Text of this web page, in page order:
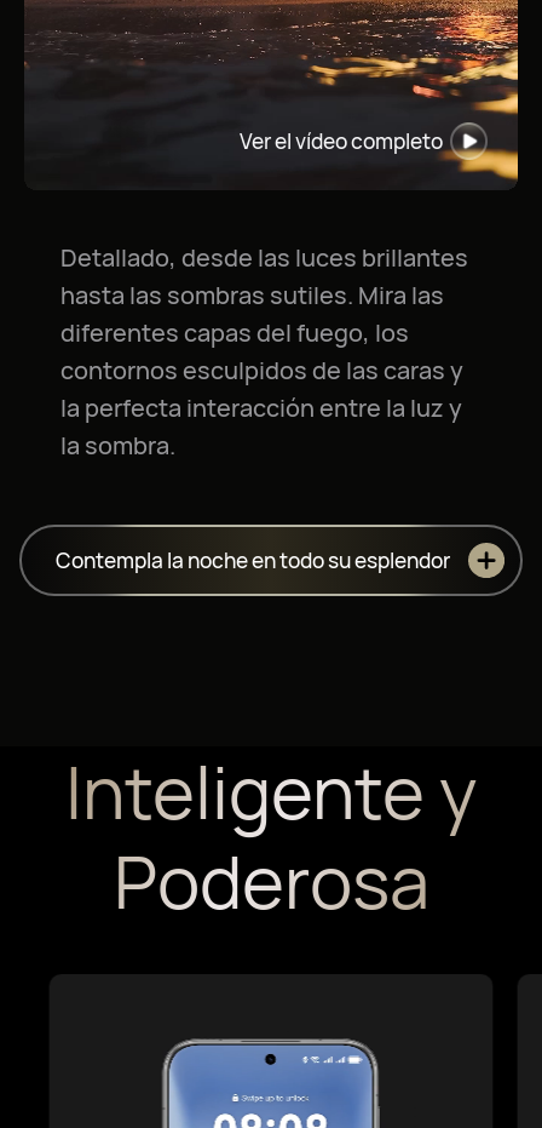
Ver el vídeo completo
Detallado, desde las luces brillantes
hasta las sombras sutiles. Mira las
diferentes capas del fuego, los
contornos esculpidos de las caras y
la perfecta interacción entre la luz y
la sombra.
Contempla la noche en todo su esplendor
Inteligente y
Poderosa